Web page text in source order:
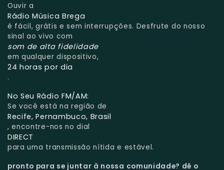
Ouvir a
Rádio Música Brega
é fácil, grátis e sem interrupções. Desfrute do nosso
sinal ao vivo com
som de alta fidelidade
em qualquer dispositivo,
24 horas por dia
.
No Seu Rádio FM/AM:
Se você está na região de
Recife, Pernambuco, Brasil
, encontre-nos no dial
DIRECT
para uma transmissão nítida e estável.
pronto para se juntar à nossa comunidade? dê o